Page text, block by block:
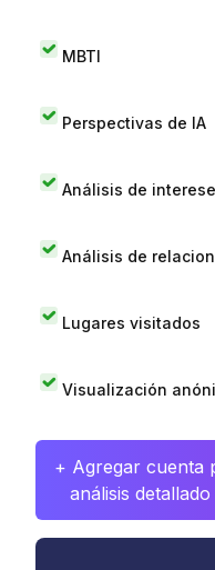
MBTI
Perspectivas de IA
Análisis de
Análisis de
Lugares visitados
Visualización
+ Agregar cuenta
análisis